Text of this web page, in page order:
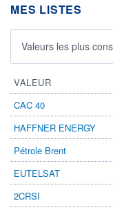
MES LISTES
Valeurs les plus
VALEUR
CAC 40
HAFFNER ENERGY
Pétrole Brent
EUTELSAT
2CRSI